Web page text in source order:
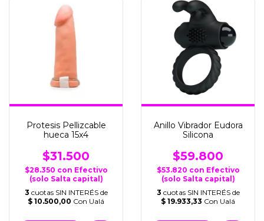
Protesis Pellizcable
hueca 15x4
$31.500
$28.350 con Efectivo
(solo Salta capital)
3 cuotas SIN INTERÉS de
$ 10.500,00 Con Ualá
Anillo Vibrador Eudora
Silicona
$59.800
$53.820 con Efectivo
(solo Salta capital)
3 cuotas SIN INTERÉS de
$ 19.933,33 Con Ualá